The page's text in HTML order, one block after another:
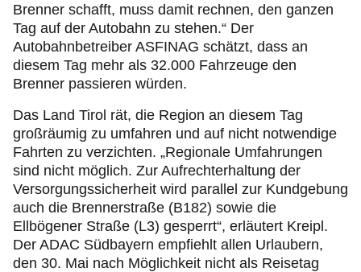
Brenner schafft, muss damit rechnen, den ganzen
Tag auf der Autobahn zu stehen.“ Der
Autobahnbetreiber ASFINAG schätzt, dass an
diesem Tag mehr als 32.000 Fahrzeuge den
Brenner passieren würden.
Das Land Tirol rät, die Region an diesem Tag
großräumig zu umfahren und auf nicht notwendige
Fahrten zu verzichten. „Regionale Umfahrungen
sind nicht möglich. Zur Aufrechterhaltung der
Versorgungssicherheit wird parallel zur Kundgebung
auch die Brennerstraße (B182) sowie die
Ellbögener Straße (L3) gesperrt“, erläutert Kreipl.
Der ADAC Südbayern empfiehlt allen Urlaubern,
den 30. Mai nach Möglichkeit nicht als Reisetag